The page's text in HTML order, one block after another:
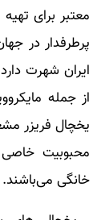
معتبر برای
پرطرفدار در
ایران شهرت
از جمله
یخچال فریزر
محبوبیت خاصی
خانگی می‌باشند.